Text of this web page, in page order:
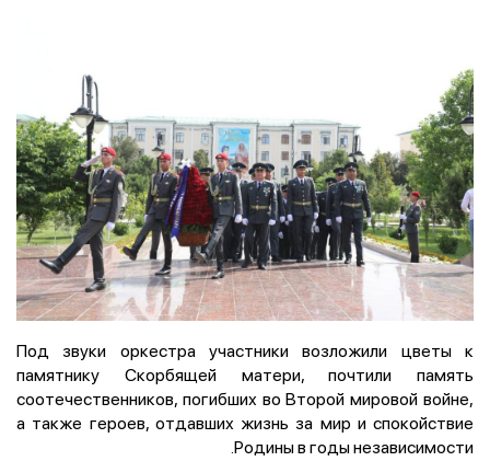
Под звуки оркестра участники возложили цветы к
памятнику Скорбящей матери, почтили память
соотечественников, погибших во Второй мировой войне,
а также героев, отдавших жизнь за мир и спокойствие
Родины в годы независимости.